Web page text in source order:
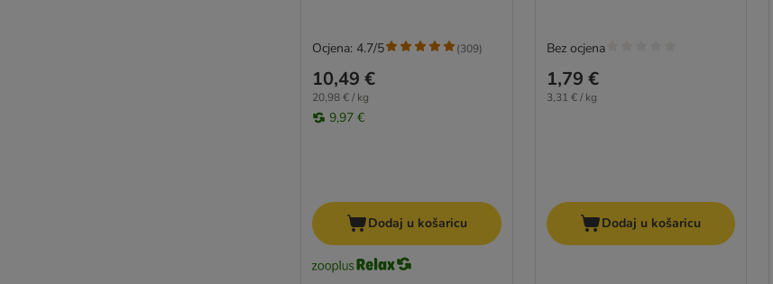
10,49 €
20,98 € / kg
9,97 €
Ocjena: 4.7/5 (309)
Dodaj u košaricu
1,79 €
3,31 € / kg
Bez ocjena
Dodaj u košaricu